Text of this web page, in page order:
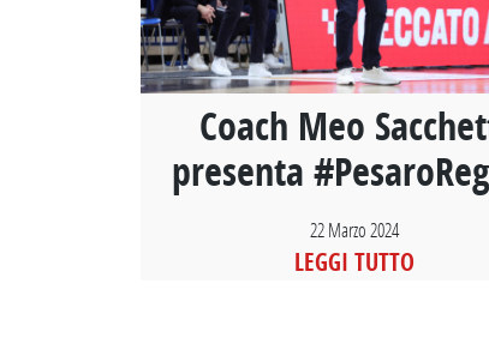
Coach Meo
presenta
22 Marzo 2024
LEGGI TUTTO